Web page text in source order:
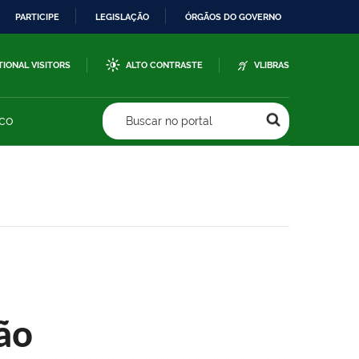
PARTICIPE LEGISLAÇÃO ÓRGÃOS DO GOVERNO
VISITORS ALTO CONTRASTE VLIBRAS
Buscar no portal